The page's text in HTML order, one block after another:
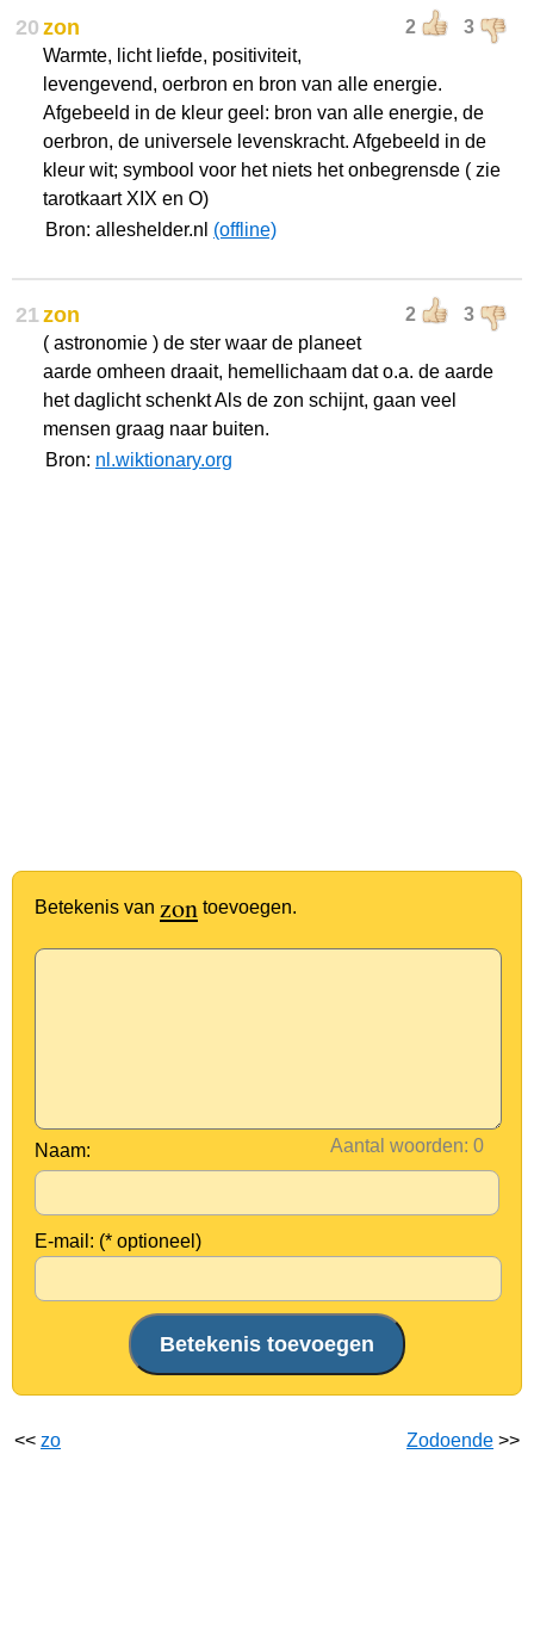
20 2 3
zon
Warmte, licht liefde, positiviteit,
levengevend, oerbron en bron van alle energie.
Afgebeeld in de kleur geel: bron van alle energie, de
oerbron, de universele levenskracht. Afgebeeld in de
kleur wit; symbool voor het niets het onbegrensde ( zie
tarotkaart XIX en O)
Bron: alleshelder.nl (offline)
21 2 3
zon
( astronomie ) de ster waar de planeet
aarde omheen draait, hemellichaam dat o.a. de aarde
het daglicht schenkt Als de zon schijnt, gaan veel
mensen graag naar buiten.
Bron: nl.wiktionary.org
Betekenis van zon toevoegen.
Aantal woorden:
Naam:
E-mail: (* optioneel)
<< zo Zodoende >>